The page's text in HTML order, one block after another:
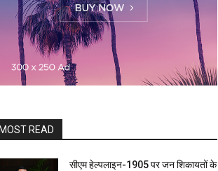
READ
सीएम हेल्पलाइन-1905 पर जन शिकायतों के